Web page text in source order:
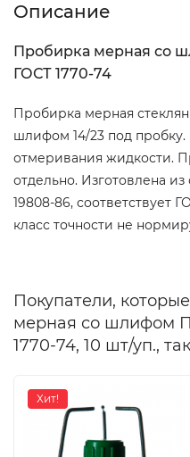
Описание
Пробирка мерная со
ГОСТ 1770-74
Пробирка мерная
шлифом 14/23 под пробку.
отмеривания жидкости.
отдельно. Изготовлена
19808-86, соответствует
класс точности не
Покупатели,
мерная со шлифом
1770-74, 10 шт/уп.,
Хит!